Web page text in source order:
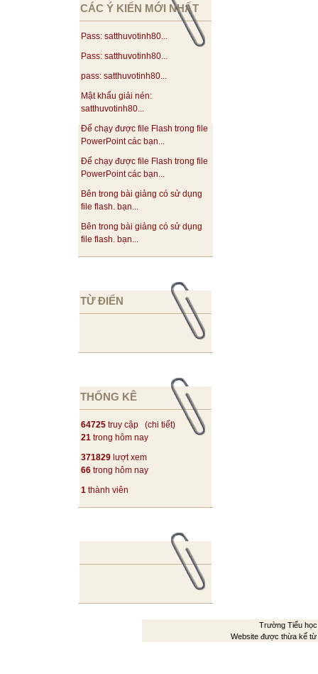
CÁC Ý KIẾN MỚI NHẤT
Pass: satthuvotinh80...
Pass: satthuvotinh80...
pass: satthuvotinh80...
Mật khẩu giải nén:
satthuvotinh80...
Để chạy được file Flash trong file
PowerPoint các bạn...
Để chạy được file Flash trong file
PowerPoint các bạn...
Bên trong bài giảng có sử dụng
file flash. bạn...
Bên trong bài giảng có sử dụng
file flash. bạn...
TỪ ĐIỂN
THỐNG KÊ
64725 truy cập (chi tiết)
21 trong hôm nay
371829 lượt xem
66 trong hôm nay
1 thành viên
Trường Tiểu học
Website được thừa kế từ